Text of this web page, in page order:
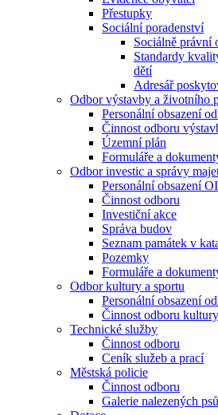
Přestupky
Sociální poradenství
Sociálně právní
Standardy
dětí
Adresář
Odbor výstavby a životního
Personální obsazení
Činnost odboru
Územní plán
Formuláře a
Odbor investic a správy
Personální obsazení
Činnost odboru
Investiční akce
Správa budov
Seznam památek v
Pozemky
Formuláře a
Odbor kultury a sportu
Personální obsazení
Činnost odboru
Technické služby
Činnost odboru
Ceník služeb a prací
Městská policie
Činnost odboru
Galerie nalezených psů